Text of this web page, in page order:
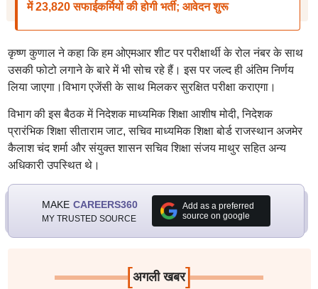
में 23,820 सफाईकर्मियों की होगी भर्ती; आवेदन शुरू
कृष्ण कुणाल ने कहा कि हम ओएमआर शीट पर परीक्षार्थी के रोल नंबर के साथ
उसकी फोटो लगाने के बारे में भी सोच रहे हैं। इस पर जल्द ही अंतिम निर्णय
लिया जाएगा।विभाग एजेंसी के साथ मिलकर सुरक्षित परीक्षा कराएगा।
विभाग की इस बैठक में निदेशक माध्यमिक शिक्षा आशीष मोदी, निदेशक
प्रारंभिक शिक्षा सीताराम जाट, सचिव माध्यमिक शिक्षा बोर्ड राजस्थान अजमेर
कैलाश चंद शर्मा और संयुक्त शासन सचिव शिक्षा संजय माथुर सहित अन्य
अधिकारी उपस्थित थे।
MAKE CAREERS360
MY TRUSTED SOURCE
Add as a preferred
source on google
[अगली खबर]